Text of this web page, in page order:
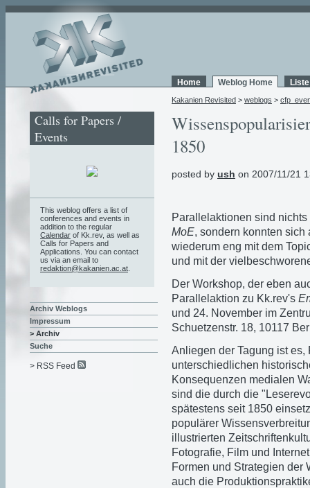
Home Weblog Home
Kakanien Revisited > weblogs >
1850
posted by ush on 2007/11/21
Parallelaktionen sind
MoE, sondern konnten
wiederum eng mit dem
und mit der
Der Workshop, der eben
Parallelaktion zu Kk.rev's
und 24. November im
Schuetzenstr. 18, 10117
Anliegen der Tagung ist
unterschiedlichen
Konsequenzen medialen
sind die durch die
spätestens seit 1850
populärer
illustrierten
Fotografie, Film und
Formen und Strategien der
auch die
Calls for Papers /
Events
This weblog offers a list of
conferences and events in
addition to the regular
Calendar of Kk.rev, as well as
Calls for Papers and
Applications. You can contact
us via an email to
redaktion@kakanien.ac.at
Archiv Weblogs
Impressum
> Archiv
Suche
> RSS Feed